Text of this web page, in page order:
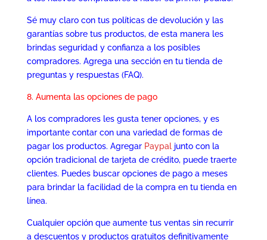
Sé muy claro con tus políticas de devolución y las
garantías sobre tus productos, de esta manera les
brindas seguridad y confianza a los posibles
compradores. Agrega una sección en tu tienda de
preguntas y respuestas (FAQ).
8. Aumenta las opciones de pago
A los compradores les gusta tener opciones, y es
importante contar con una variedad de formas de
pagar los productos. Agregar Paypaljunto con la
opción tradicional de tarjeta de crédito, puede traerte
clientes. Puedes buscar opciones de pago a meses
para brindar la facilidad de la compra en tu tienda en
línea.
Cualquier opción que aumente tus ventas sin recurrir
a descuentos y productos gratuitos definitivamente